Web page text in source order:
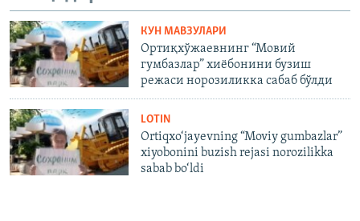
КУН МАВЗУЛАРИ
Ортиқхўжаевнинг “Мовий
гумбазлар” хиëбонини бузиш
режаси норозиликка сабаб бўлди
LOTIN
Ortiqxo‘jayevning “Moviy gumbazlar”
xiyobonini buzish rejasi norozilikka
sabab bo‘ldi